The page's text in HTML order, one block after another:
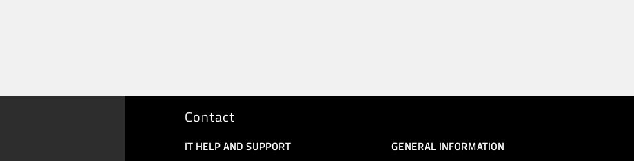
Contact
IT HELP AND SUPPORT
GENERAL INFORMATION